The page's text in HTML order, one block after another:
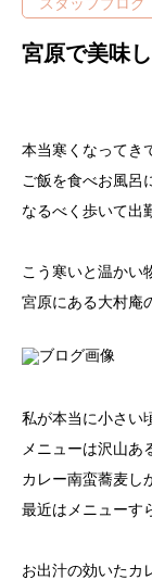
宮原で美味
本当寒くなってき
ご飯を食べお風呂
なるべく歩いて出
こう寒いと温かい
宮原にある大村庵
私が本当に小さい
メニューは沢山あ
カレー南蛮蕎麦し
最近はメニューす
お出汁の効いたカ